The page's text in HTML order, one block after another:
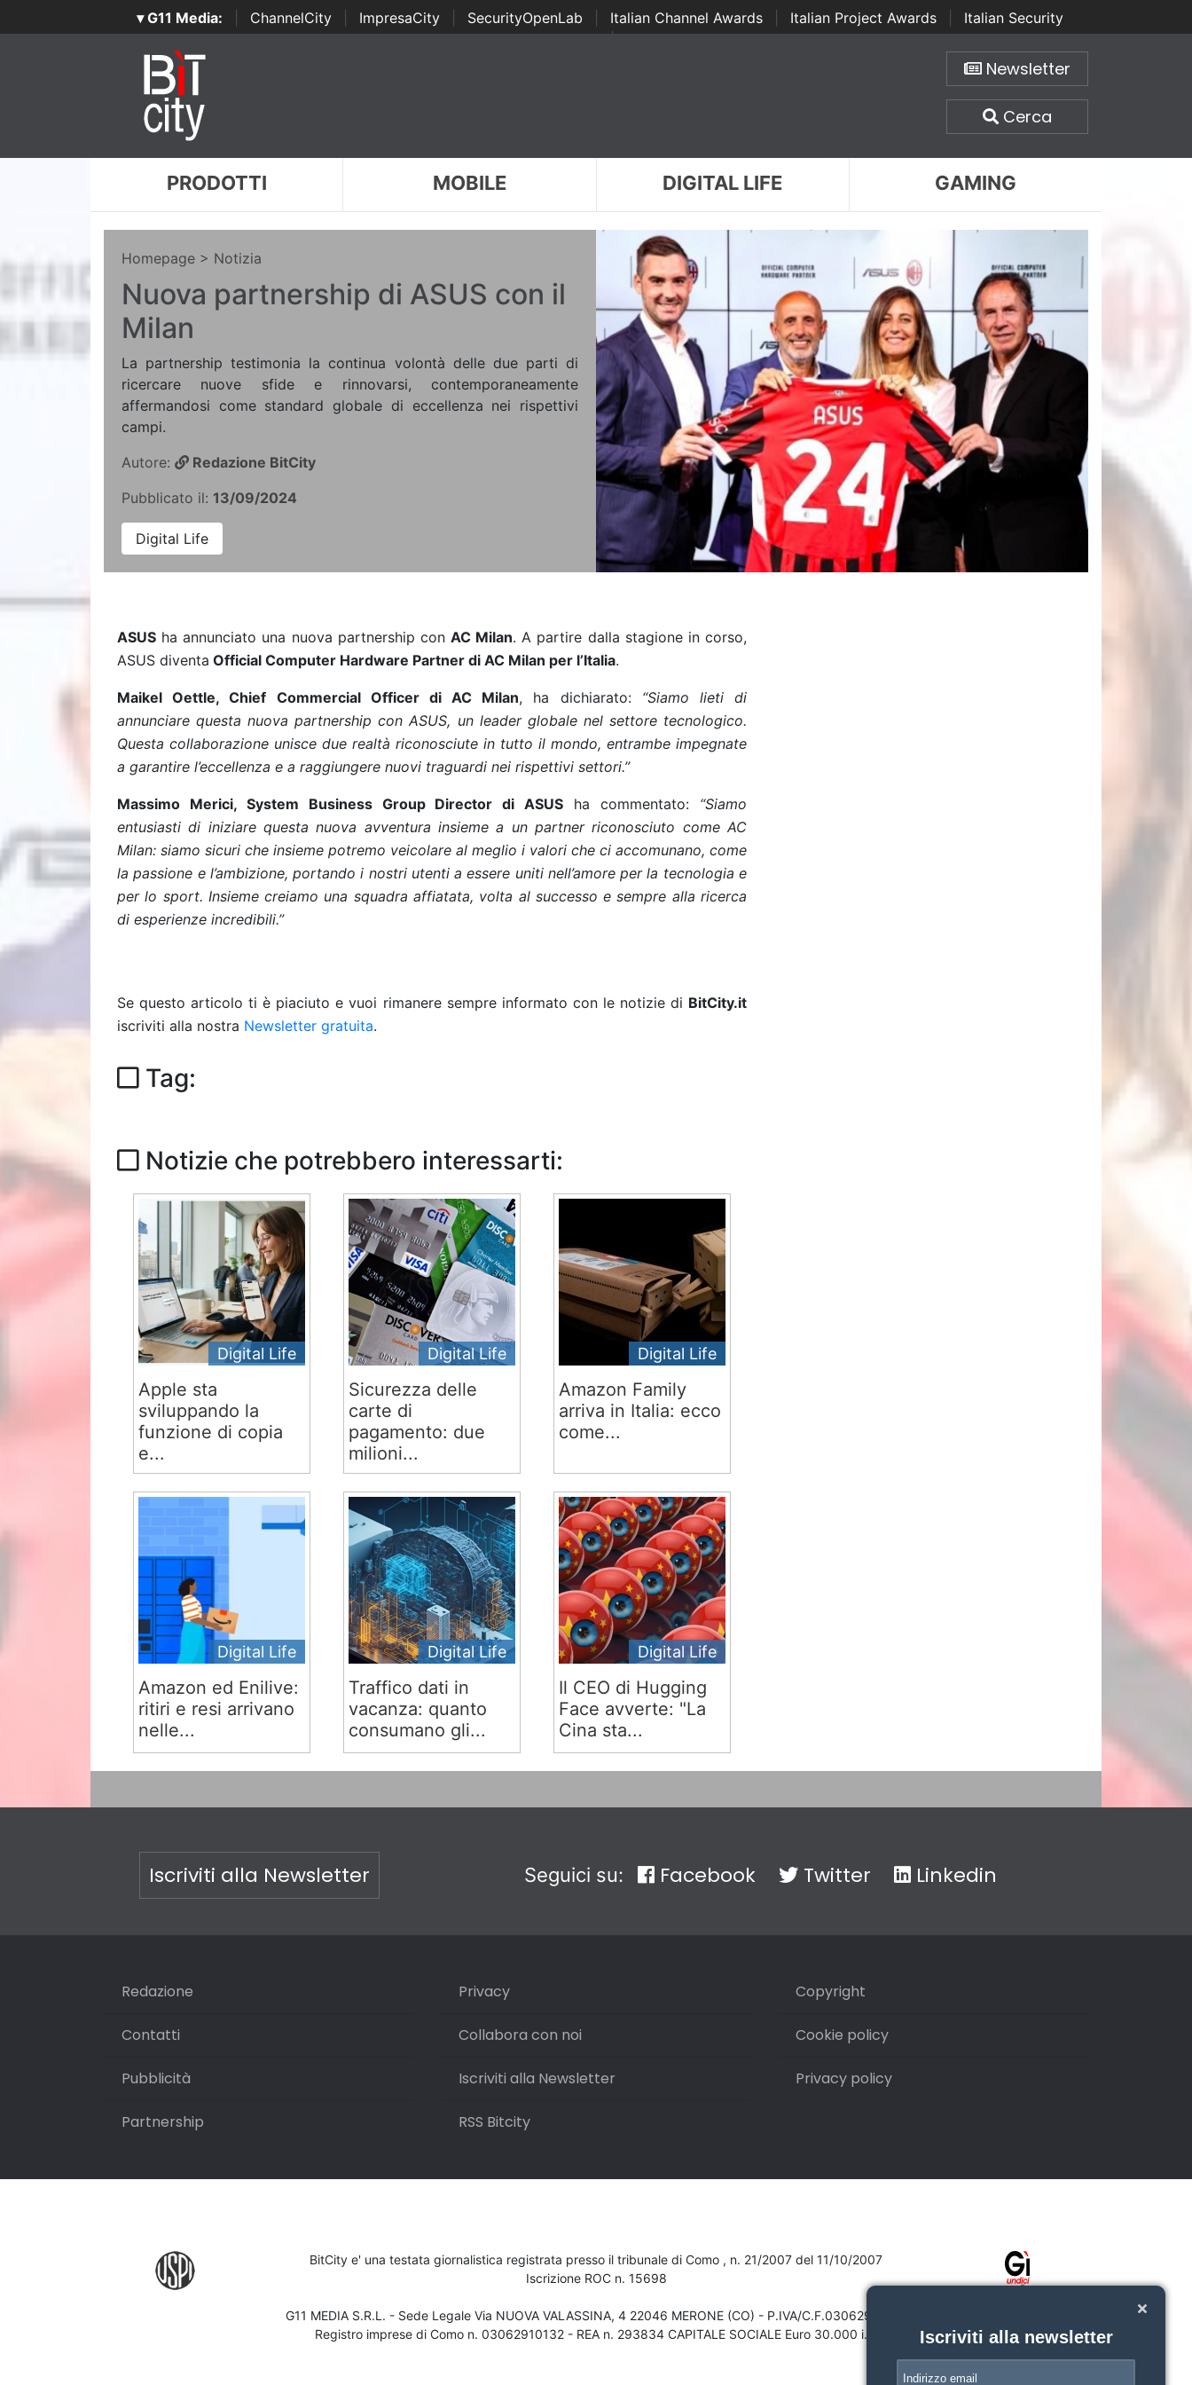
▾ G11 Media: ChannelCity ImpresaCity SecurityOpenLab Italian Channel Awards Italian Project Awards
Italian Security
Awards | ...
Newsletter
Cerca
PRODOTTI MOBILE DIGITAL LIFE GAMING
Homepage > Notizia
Nuova partnership di ASUS con il
Milan
La partnership testimonia la continua volontà delle due parti di
ricercare nuove sfide e rinnovarsi, contemporaneamente
affermandosi come standard globale di eccellenza nei rispettivi
campi.
Autore:
Redazione BitCity
Pubblicato il: 13/09/2024
Digital Life
ASUS ha annunciato una nuova partnership con AC Milan. A partire dalla stagione in corso,
ASUS diventa Official Computer Hardware Partner di AC Milan per l’Italia.
Maikel Oettle, Chief Commercial Officer di AC Milan, ha dichiarato:
“Siamo lieti di
annunciare questa nuova partnership con ASUS, un leader globale nel settore tecnologico.
Questa collaborazione unisce due realtà riconosciute in tutto il mondo, entrambe impegnate
a garantire l’eccellenza e a raggiungere nuovi traguardi nei rispettivi settori.”
Massimo Merici, System Business Group Director di ASUS ha commentato: “Siamo
entusiasti di iniziare questa nuova avventura insieme a un partner riconosciuto come AC
Milan: siamo sicuri che insieme potremo veicolare al meglio i valori che ci accomunano, come
la passione e l’ambizione, portando i nostri utenti a essere uniti nell’amore per la tecnologia e
per lo sport. Insieme creiamo una squadra affiatata, volta al successo e sempre alla ricerca
di esperienze incredibili.”
Se questo articolo ti è piaciuto e vuoi rimanere sempre informato con le notizie di BitCity.it
iscriviti alla nostra Newsletter gratuita.
Tag:
Notizie che potrebbero interessarti:
Digital Life
Apple sta
sviluppando la
funzione di copia
e...
Digital Life
Sicurezza delle
carte di
pagamento: due
milioni...
Digital Life
Amazon Family
arriva in Italia: ecco
come...
Digital Life
Amazon ed Enilive:
ritiri e resi arrivano
nelle...
Digital Life
Traffico dati in
vacanza: quanto
consumano gli...
Digital Life
Il CEO di Hugging
Face avverte: "La
Cina sta...
Iscriviti alla Newsletter Seguici su: Facebook Twitter Linkedin
Redazione
Contatti
Pubblicità
Partnership
Privacy
Collabora con noi
Iscriviti alla Newsletter
RSS Bitcity
Copyright
Cookie policy
Privacy policy
BitCity e' una testata giornalistica registrata presso il tribunale di Como , n. 21/2007 del 11/10/2007
Iscrizione ROC n. 15698
G11 MEDIA S.R.L. - Sede Legale Via NUOVA VALASSINA, 4 22046 MERONE (CO) - P.IVA/C.F.03062910132
Registro imprese di Como n. 03062910132 - REA n. 293834 CAPITALE SOCIALE Euro 30.000 i.v.
Iscriviti alla newsletter